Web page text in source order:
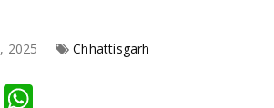
2025 Chhattisgarh
Telegram